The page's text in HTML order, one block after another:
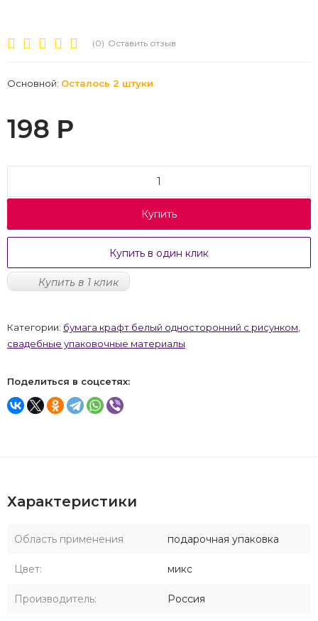
(0) Оставить отзыв
Основной: Осталось 2 штуки
198 Р
Купить
Купить в один клик
Купить в 1 клик
Категории: бумага крафт белый односторонний с рисунком
свадебные упаковочные материалы
Поделиться в соцсетях:
Характеристики
Область применения подарочная упаковка
Цвет: микс
Производитель: Россия